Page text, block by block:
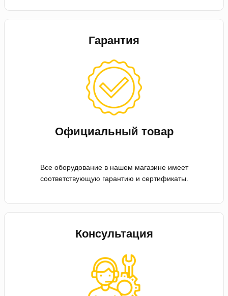
Гарантия
Официальный товар
Все оборудование в нашем магазине имеет
соответствующую гарантию и сертификаты.
Консультация